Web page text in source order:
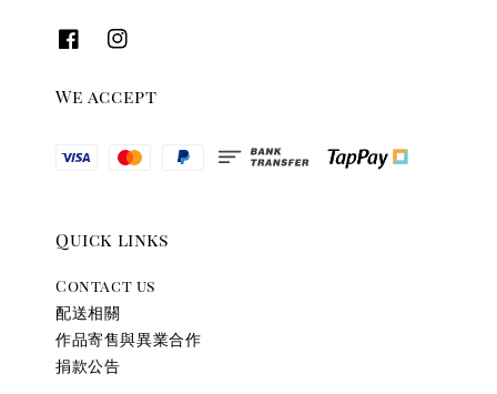
We accept
Quick links
Contact us
配送相關
作品寄售與異業合作
捐款公告